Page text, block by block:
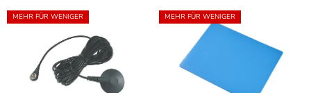
L
i
MEHR FÜR WENIGER MEHR FÜR WENIGER